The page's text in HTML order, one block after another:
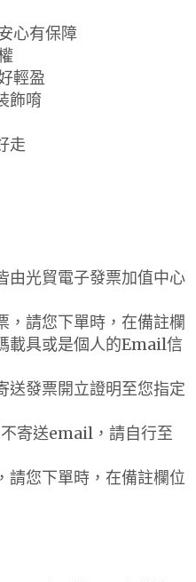
心有保障
輕盈
飾唷
走
由光貿電子發票加值中心
，請您下單時，在備註欄
載具或是個人的Email信
送發票開立證明至您指定
寄送email，請自行至
請您下單時，在備註欄位